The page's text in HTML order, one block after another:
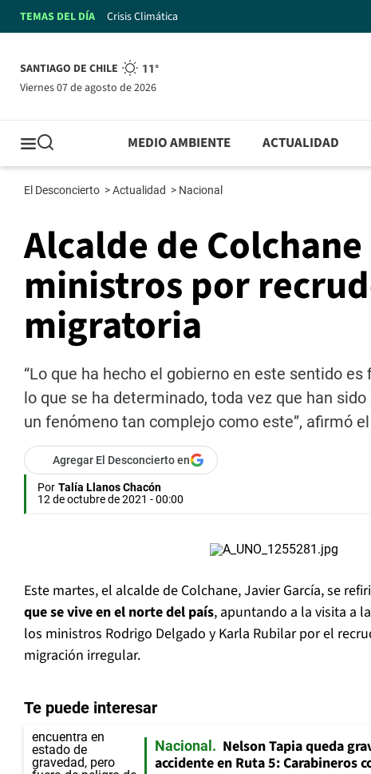
TEMAS DEL DÍA Crisis Climática
SANTIAGO DE CHILE 11°
viernes 07 de agosto de 2026
MEDIO AMBIENTE ACTUALIDAD
El Desconcierto >Actualidad > Nacional
Alcalde de
ministros por
migratoria
“Lo que ha hecho el gobierno en este sentido
lo que se ha determinado, toda vez que han
un fenómeno tan complejo como este”, afirmó
Agregar El Desconcierto en
Por Talía Llanos Chacón
12 de octubre de 2021 - 00:00
Este martes, el alcalde de Colchane, Javier García, se
que se vive en el norte del país, apuntando a la visita a
los ministros Rodrigo Delgado y Karla Rubilar por el
migración irregular.
Te puede interesar
Nacional
Nelson Tapia queda
accidente en Ruta 5: Carabineros